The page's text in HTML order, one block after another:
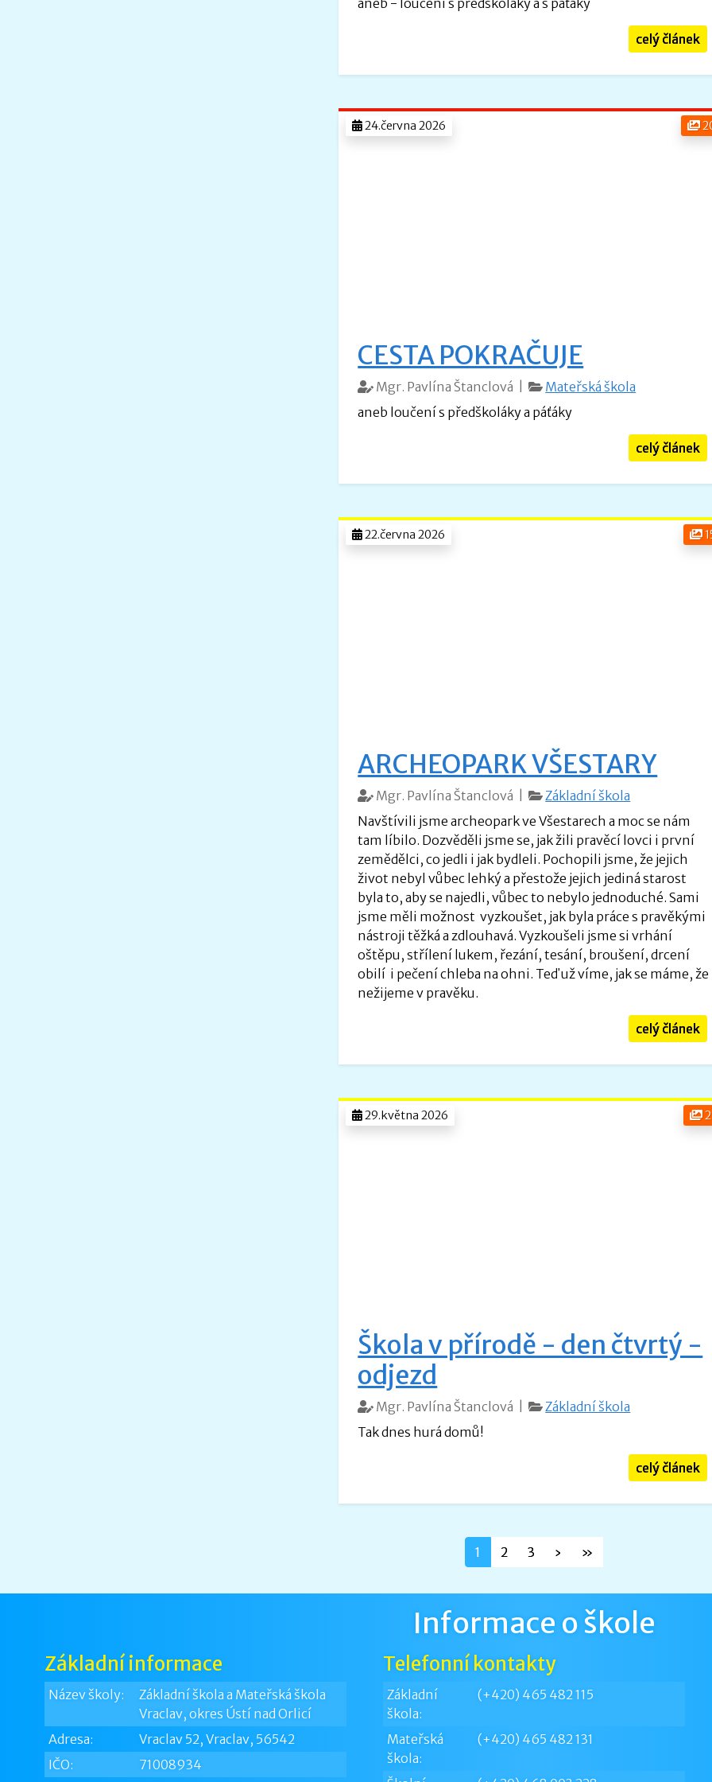
aneb - loučení s předškoláky a s páťáky
celý článek
24.června 2026
CESTA POKRAČUJE
Mgr. Pavlína Štanclová |
Mateřská škola
aneb loučení s předškoláky a páťáky
celý článek
22.června 2026
ARCHEOPARK VŠESTARY
Mgr. Pavlína Štanclová |
Základní škola
Navštívili jsme archeopark ve Všestarech a moc se nám
tam líbilo. Dozvěděli jsme se, jak žili pravěcí lovci i první
zemědělci, co jedli i jak bydleli. Pochopili jsme, že jejich
život nebyl vůbec lehký a přestože jejich jediná starost
byla to, aby se najedli, vůbec to nebylo jednoduché. Sami
jsme měli možnost vyzkoušet, jak byla práce s pravěkými
nástroji těžká a zdlouhavá. Vyzkoušeli jsme si vrhání
oštěpu, střílení lukem, řezání, tesání, broušení, drcení
obilí i pečení chleba na ohni. Teď už víme, jak se máme, že
nežijeme v pravěku.
celý článek
29.května 2026
Škola v přírodě - den čtvrtý -
odjezd
Mgr. Pavlína Štanclová |
Základní škola
Tak dnes hurá domů!
celý článek
1 2 3 › »
Informace o škole
Základní informace
Název školy:
Základní škola a Mateřská škola
Vraclav, okres Ústí nad Orlicí
Adresa:
Vraclav 52, Vraclav, 56542
IČO:
71008934
Telefonní kontakty
Základní
škola:
(+420) 465 482 115
Mateřská
škola:
(+420) 465 482 131